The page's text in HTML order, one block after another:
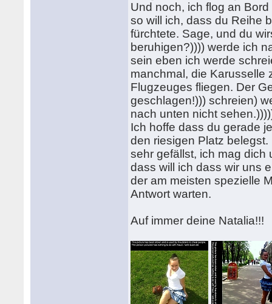
Und noch, ich flog an
so will ich, dass du Reihe
fürchtete. Sage, und du
beruhigen?)))) werde ich
sein eben ich werde
manchmal, die Karusselle
Flugzeuges fliegen. Der
geschlagen!))) schreien)
nach unten nicht
Ich hoffe dass du gerade
den riesigen Platz
sehr gefällst, ich mag dich
dass will ich dass wir uns
der am meisten spezielle
Antwort warten.
Auf immer deine Natalia!!!